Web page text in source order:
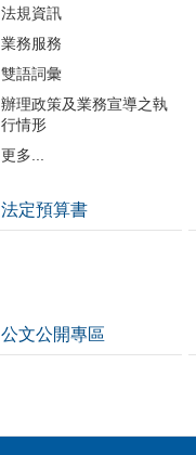
法規資訊
業務服務
雙語詞彙
辦理政策及業務宣導之執
行情形
更多...
法定預算書
公文公開專區